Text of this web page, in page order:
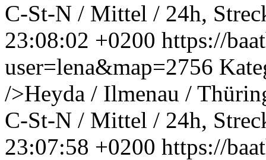
C-St-N / Mittel / 24h,
23:08:02 +0200 https://
user=lena&map=2756
/>Heyda / Ilmenau /
C-St-N / Mittel / 24h,
23:07:58 +0200 https://